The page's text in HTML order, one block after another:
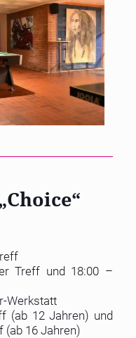
Treff und 18:00 –
Werkstatt
(ab 12 Jahren) und
(ab 16 Jahren)